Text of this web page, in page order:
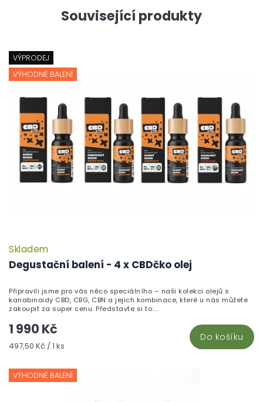
Související produkty
VÝPRODEJ
VÝHODNÉ BALENÍ
Degustační balení - 4 x CBDčko olej
Skladem
1 990 Kč
Měrná
497,50 Kč / 1 ks
Do košíku
Připravili jsme pro vás něco speciálního – naši kolekci olejů s
kanabinoidy CBD, CBG, CBN a jejich kombinace, které u nás můžete
zakoupit za super cenu. Představte si to:...
VÝHODNÉ BALENÍ